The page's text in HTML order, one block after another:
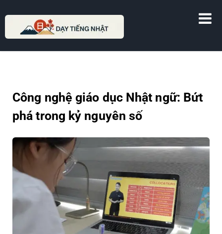
Công nghệ giáo dục Nhật ngữ: Bứt
phá trong kỷ nguyên số